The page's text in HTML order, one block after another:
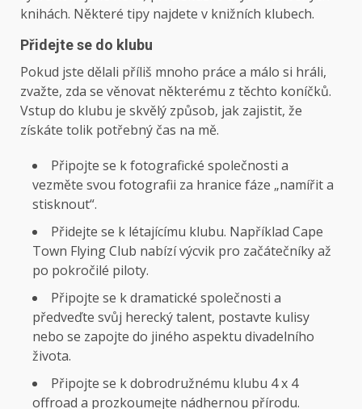
knihách. Některé tipy najdete v knižních klubech.
Přidejte se do klubu
Pokud jste dělali příliš mnoho práce a málo si hráli,
zvažte, zda se věnovat některému z těchto koníčků.
Vstup do klubu je skvělý způsob, jak zajistit, že
získáte tolik potřebný čas na mě.
Připojte se k fotografické společnosti a
vezměte svou fotografii za hranice fáze „namířit a
stisknout“.
Přidejte se k létajícímu klubu. Například Cape
Town Flying Club nabízí výcvik pro začátečníky až
po pokročilé piloty.
Připojte se k dramatické společnosti a
předveďte svůj herecký talent, postavte kulisy
nebo se zapojte do jiného aspektu divadelního
života.
Připojte se k dobrodružnému klubu 4 x 4
offroad a prozkoumejte nádhernou přírodu.